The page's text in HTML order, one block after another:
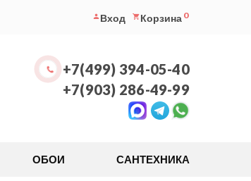
Вход Корзина 0
+7(499) 394-05-40
+7(903) 286-49-99
ОБОИ САНТЕХНИКА